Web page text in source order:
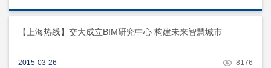
【上海热线】交大成立BIM研究中心 构建未来智慧城市
2015-03-26 8176